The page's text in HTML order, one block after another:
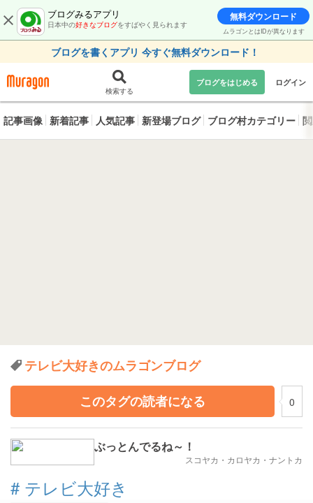
ブログみるアプリ
日本中の好きなブログをすばやく見られます
無料ダウンロード
ムラゴンとはIDが異なります
ブログを書くアプリ 今すぐ無料ダウンロード！
検索する
ブログをはじめる ログイン
記事画像 新着記事 人気記事 新登場ブログ ブログ村カテゴリー
テレビ大好きのムラゴンブログ
このタグの読者になる
0
ぶっとんでるね～！
スコヤカ・カロヤカ・ナントカ
# テレビ大好き